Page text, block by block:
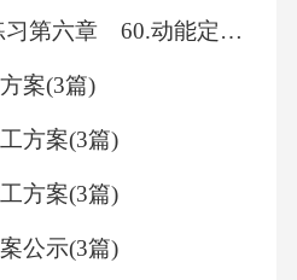
应组织施工人员进行安
业前，施工负责人应检
，确保消防设施完好有
工负责人应检查施工现场
线路符合安全要求。4.动
高中物理 加强练习第六章 60.动能定理的应用(A)
案(3篇)
方案(3篇)
方案(3篇)
公示(3篇)